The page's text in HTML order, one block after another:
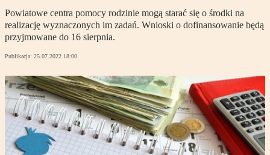
Powiatowe centra pomocy rodzinie mogą starać się o środki na
realizację wyznaczonych im zadań. Wnioski o dofinansowanie będą
przyjmowane do 16 sierpnia.
Publikacja: 25.07.2022 18:00